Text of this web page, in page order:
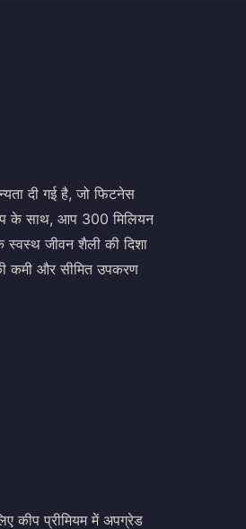
दी गई है, जो फिटनेस
के साथ, आप 300 मिलियन
जीवन शैली की दिशा
कमी और सीमित उपकरण
कीप प्रीमियम में अपग्रेड